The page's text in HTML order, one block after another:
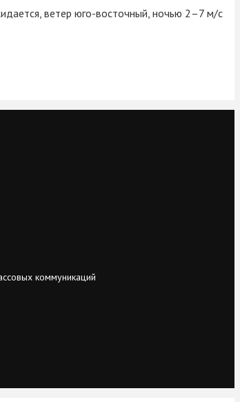
ветер юго-восточный, ночью 2–7 м/с
коммуникаций